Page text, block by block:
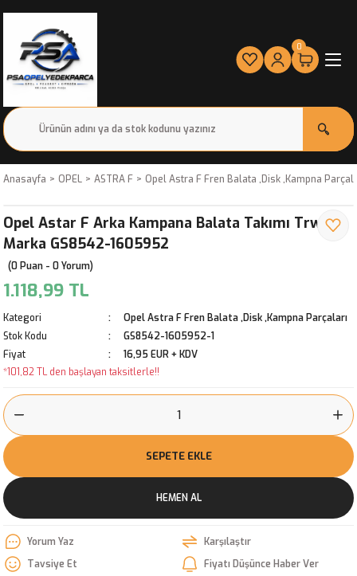
0
Anasayfa OPEL ASTRA F Opel Astra F Fren Balata ,Disk ,Kampna
Opel Astar F Arka Kampana Balata Takımı Trw
Marka GS8542-1605952
(0 Puan - 0 Yorum)
1.118,99 TL
Kategori
Opel Astra F Fren Balata ,Disk ,Kampna Parçaları
Stok Kodu
GS8542-1605952-1
Fiyat
16,95 EUR + KDV
*101,82 TL den başlayan taksitlerle!!
SEPETE EKLE
HEMEN AL
Yorum Yaz
Karşılaştır
Tavsiye Et
Fiyatı Düşünce Haber Ver